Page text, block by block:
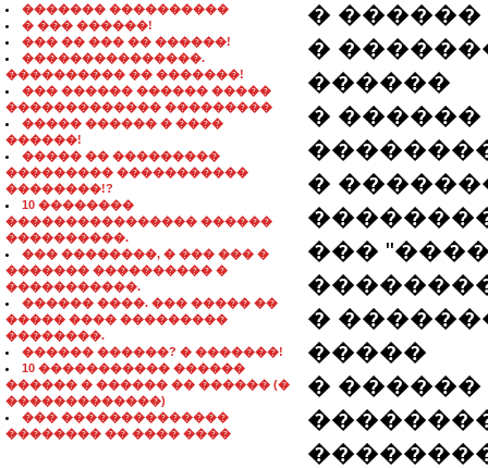
������� ����������
� ��� ������!
��� �� ��� �� ������!
���������������.
���������� �� �������!
��� ������ ������ �����
������������� ���������
����� ������ � ����
������!
����� �� ���������
��������� �����������
��������!?
10 ��������
���������������� ������
����������.
��� ��������, � ��� ��� �
������� ���������� �
�����������.
������ ����. ��� ����� ��
����� ���� ���������
��������.
������ ������? � �������!
10 ����������� ������
������ � ������ �� ������ (�
�������������)
��� ��������������
�������� �� ���� ����
�
�
������
�
�
��� "����-
�
�����
�